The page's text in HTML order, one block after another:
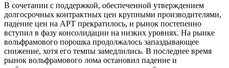
В сочетании с поддержкой, обеспеченной утверждением
долгосрочных контрактных цен крупными производителями,
падение цен на APT прекратилось, и рынок постепенно
вступил в фазу консолидации на низких уровнях. На рынке
вольфрамового порошка продолжалось запаздывающее
снижение, хотя его темпы замедлились. В последнее время
рынок вольфрамового лома остановил падение и